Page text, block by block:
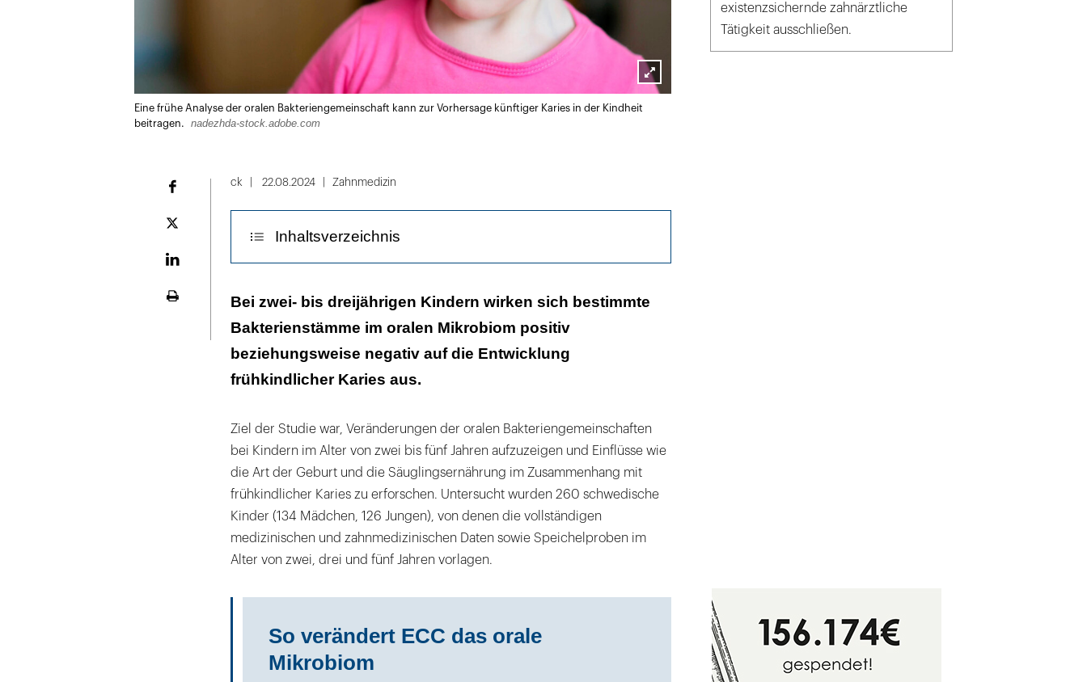
Lightbox
öffnen
Eine frühe Analyse der oralen Bakteriengemeinschaft kann zur Vorhersage künftiger Karies in der Kindheit
beitragen.
nadezhda-stock.adobe.com
Plattform
ck 22.08.2024 Zahnmedizin
Inhaltsverzeichnis
Wie verändert sich das orale Mikrobiom in der frühen Kindheit?
Zweimal tägliches Zähneputzen senkte das ECC-Risiko um 70
Prozent.
Bei zwei- bis dreijährigen Kindern wirken sich bestimmte
Bakterienstämme im oralen Mikrobiom positiv
beziehungsweise negativ auf die Entwicklung
frühkindlicher Karies aus.
Ziel der Studie war, Veränderungen der oralen Bakteriengemeinschaften
bei Kindern im Alter von zwei bis fünf Jahren aufzuzeigen und Einflüsse wie
die Art der Geburt und die Säuglingsernährung im Zusammenhang mit
frühkindlicher Karies zu erforschen. Untersucht wurden 260 schwedische
Kinder (134 Mädchen, 126 Jungen), von denen die vollständigen
medizinischen und zahnmedizinischen Daten sowie Speichelproben im
Alter von zwei, drei und fünf Jahren vorlagen.
So verändert ECC das orale
Mikrobiom
existenzsichernde zahnärztliche
Tätigkeit ausschließen.